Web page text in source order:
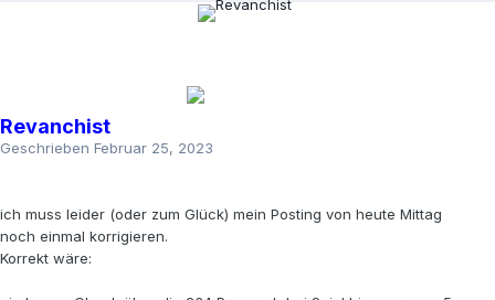
Revanchist
Geschrieben Februar 25, 2023
ich muss leider (oder zum Glück) mein Posting von heute Mittag
noch einmal korrigieren.
Korrekt wäre: